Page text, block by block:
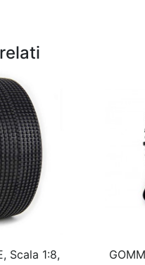
Scala 1:8,